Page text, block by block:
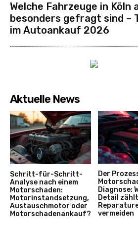
Welche Fahrzeuge in Köln
besonders gefragt sind –
im Autoankauf 2026
Aktuelle News
Schritt-für-Schritt-
Analyse nach einem
Motorschaden:
Motorinstandsetzung,
Austauschmotor oder
Motorschadenankauf?
Der
Diagnose:
Detail
vermeiden